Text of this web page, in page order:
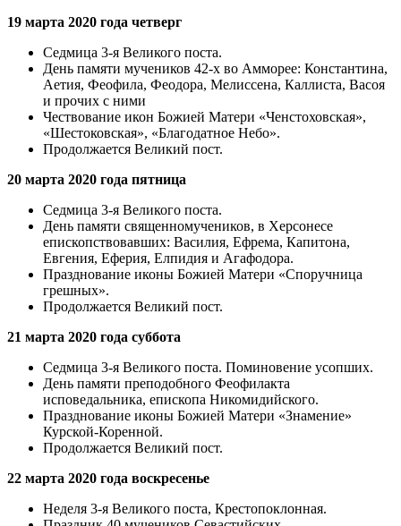
19 марта 2020 года четверг
Седмица 3-я Великого поста.
День памяти мучеников 42-х во Амморее: Константина,
Аетия, Феофила, Феодора, Мелиссена, Каллиста, Васоя
и прочих с ними
Чествование икон Божией Матери «Ченстоховская»,
«Шестоковская», «Благодатное Небо».
Продолжается Великий пост.
20 марта 2020 года пятница
Седмица 3-я Великого поста.
День памяти священномучеников, в Херсонесе
епископствовавших: Василия, Ефрема, Капитона,
Евгения, Еферия, Елпидия и Агафодора.
Празднование иконы Божией Матери «Споручница
грешных».
Продолжается Великий пост.
21 марта 2020 года суббота
Седмица 3-я Великого поста. Поминовение усопших.
День памяти преподобного Феофилакта
исповедальника, епископа Никомидийского.
Празднование иконы Божией Матери «Знамение»
Курской-Коренной.
Продолжается Великий пост.
22 марта 2020 года воскресенье
Неделя 3-я Великого поста, Крестопоклонная.